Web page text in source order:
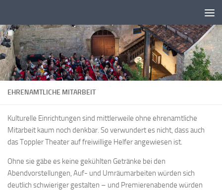
EHRENAMTLICHE MITARBEIT
Kulturelle Einrichtungen sind mittlerweile ohne ehrenamtliche
Mitarbeit kaum noch denkbar. So verwundert es nicht, dass auch
das Toppler Theater auf freiwillige Helfer angewiesen ist.
Ohne sie gäbe es keine gekühlten Getränke bei den
Abendvorstellungen, Auf- und Umräumarbeiten würden sich
deutlich schwieriger gestalten – und Premierenabende würden